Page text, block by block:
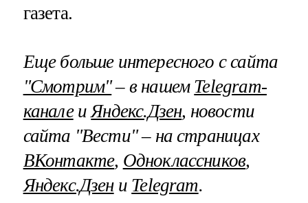
газета.
Еще больше интересного с сайта
"Смотрим"– в нашем Telegram-
каналеиЯндекс.Дзен, новости
сайта "Вести" – на страницах
ВКонтакте, Одноклассников,
Яндекс.Дзени Telegram.